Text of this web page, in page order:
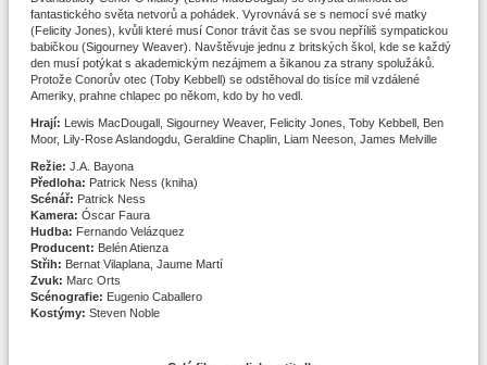
fantastického světa netvorů a pohádek. Vyrovnává se s nemocí své matky
(Felicity Jones), kvůli které musí Conor trávit čas se svou nepříliš sympatickou
babičkou (Sigourney Weaver). Navštěvuje jednu z britských škol, kde se každý
den musí potýkat s akademickým nezájmem a šikanou za strany spolužáků.
Protože Conorův otec (Toby Kebbell) se odstěhoval do tisíce mil vzdálené
Ameriky, prahne chlapec po někom, kdo by ho vedl.
Hrají: Lewis MacDougall, Sigourney Weaver, Felicity Jones, Toby Kebbell, Ben
Moor, Lily-Rose Aslandogdu, Geraldine Chaplin, Liam Neeson, James Melville
Režie: J.A. Bayona
Předloha: Patrick Ness (kniha)
Scénář: Patrick Ness
Kamera: Óscar Faura
Hudba: Fernando Velázquez
Producent: Belén Atienza
Střih: Bernat Vilaplana, Jaume Martí
Zvuk: Marc Orts
Scénografie: Eugenio Caballero
Kostýmy: Steven Noble